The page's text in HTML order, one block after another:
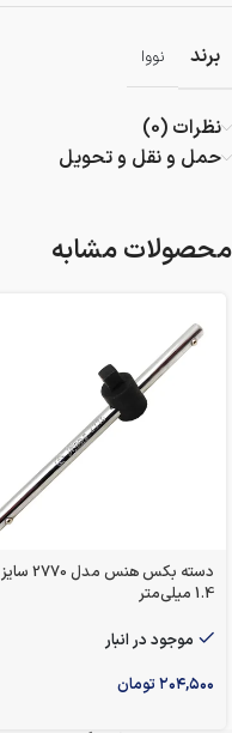
برند نووا
نظرات (0)
حمل و نقل و تحویل
محصولات مشابه
دسته بکس هنس مدل 2770 سایز
1.4 میلی‌متر
موجود در انبار
۲۰۴,۵۰۰تومان